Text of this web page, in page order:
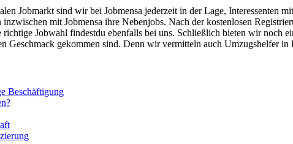
Jobmarkt sind wir bei Jobmensa jederzeit in der Lage, Interessenten
inzwischen mit Jobmensa ihre Nebenjobs. Nach der kostenlosen
Jobwahl findestdu ebenfalls bei uns. Schließlich bieten wir noch
Geschmack gekommen sind. Denn wir vermitteln auch Umzugshelfer
Beschäftigung